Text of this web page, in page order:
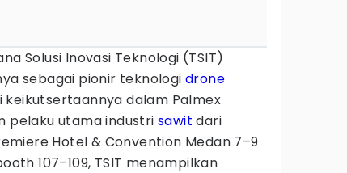
Solusi Inovasi Teknologi (TSIT)
sebagai pionir teknologi drone
keikutsertaannya dalam Palmex
pelaku utama industri sawit dari
Hotel & Convention Medan 7–9
107–109, TSIT menampilkan